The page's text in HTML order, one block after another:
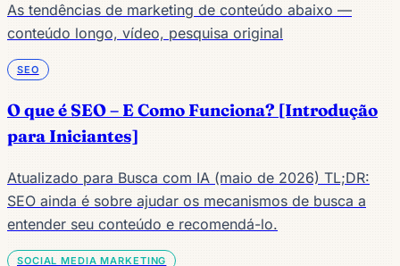
As tendências de marketing de conteúdo abaixo —
conteúdo longo, vídeo, pesquisa original
SEO
O que é SEO – E Como Funciona? [Introdução
para Iniciantes]
Atualizado para Busca com IA (maio de 2026) TL;DR:
SEO ainda é sobre ajudar os mecanismos de busca a
entender seu conteúdo e recomendá-lo.
SOCIAL MEDIA MARKETING